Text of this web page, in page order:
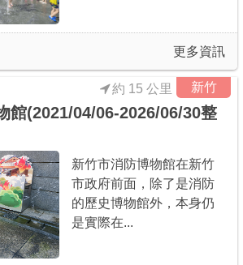
更多資訊
新竹
館(2021/04/06-2026/06/30整
約 15 公里
新竹市消防博物館在新竹
市政府前面，除了是消防
的歷史博物館外，本身仍
是實際在...